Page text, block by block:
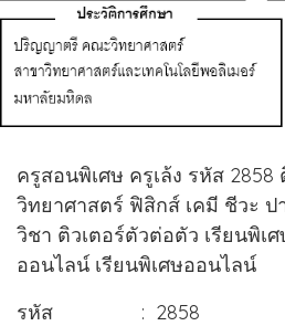
ครูสอนพิเศษ ครูเล้ง รหัส
วิทยาศาสตร์ ฟิสิกส์ เคมี ชีวะ ป
วิชา ติวเตอร์ตัวต่อตัว เรียนพิเ
ออนไลน์ เรียนพิเศษออนไลน์
รหัส : 2858